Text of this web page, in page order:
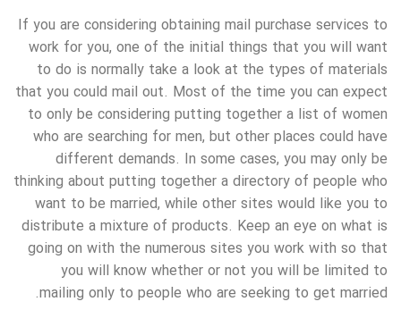
If you are considering obtaining mail purchase services to
work for you, one of the initial things that you will want
to do is normally take a look at the types of materials
that you could mail out. Most of the time you can expect
to only be considering putting together a list of women
who are searching for men, but other places could have
different demands. In some cases, you may only be
thinking about putting together a directory of people who
want to be married, while other sites would like you to
distribute a mixture of products. Keep an eye on what is
going on with the numerous sites you work with so that
you will know whether or not you will be limited to
mailing only to people who are seeking to get married.